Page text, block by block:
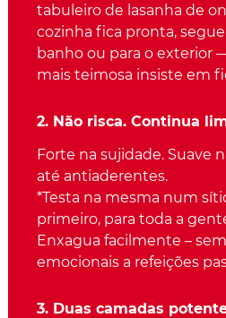
tabuleiro de lasanha de
cozinha fica pronta, segue
banho ou para o exterior
mais teimosa insiste em
2. Não risca. Continua
Forte na sujidade. Suave
até antiaderentes.
*Testa na mesma num
primeiro, para toda a
Enxagua facilmente –
emocionais a refeições
3. Duas camadas